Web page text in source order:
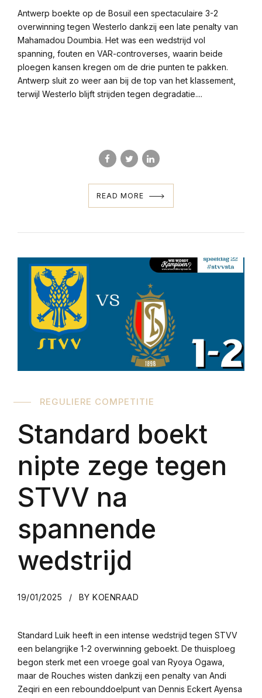
Antwerp boekte op de Bosuil een spectaculaire 3-2
overwinning tegen Westerlo dankzij een late penalty van
Mahamadou Doumbia. Het was een wedstrijd vol
spanning, fouten en VAR-controverses, waarin beide
ploegen kansen kregen om de drie punten te pakken.
Antwerp sluit zo weer aan bij de top van het klassement,
terwijl Westerlo blijft strijden tegen degradatie....
READ MORE
REGULIERE COMPETITIE
Standard boekt
nipte zege tegen
STVV na
spannende
wedstrijd
19/01/2025 BY KOENRAAD
Standard Luik heeft in een intense wedstrijd tegen STVV
een belangrijke 1-2 overwinning geboekt. De thuisploeg
begon sterk met een vroege goal van Ryoya Ogawa,
maar de Rouches wisten dankzij een penalty van Andi
Zeqiri en een rebounddoelpunt van Dennis Eckert Ayensa